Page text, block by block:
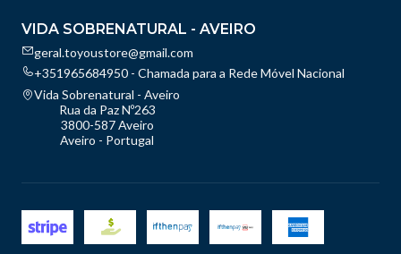
VIDA SOBRENATURAL - AVEIRO
geral.toyoustore@gmail.com
+351965684950 - Chamada para a Rede Móvel Nacional
Vida Sobrenatural - Aveiro
Rua da Paz Nº263
3800-587 Aveiro
Aveiro - Portugal